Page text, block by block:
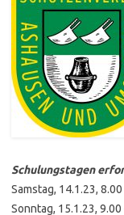
Schulungstagen
Samstag, 14.1.23,
Sonntag, 15.1.23, 9.00